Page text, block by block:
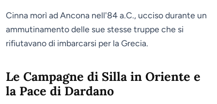
Cinna morì ad Ancona nell'84 a.C., ucciso durante un
ammutinamento delle sue stesse truppe che si
rifiutavano di imbarcarsi per la Grecia.
Le Campagne di Silla in Oriente e
la Pace di Dardano